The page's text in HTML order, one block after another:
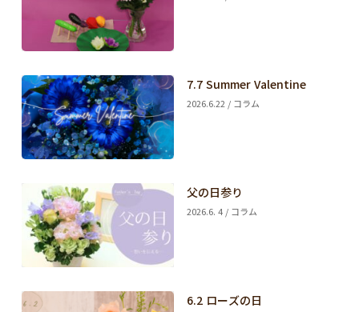
7.7 Summer Valentine
2026.6.22 / コラム
父の日参り
2026.6. 4 / コラム
6.2 ローズの日